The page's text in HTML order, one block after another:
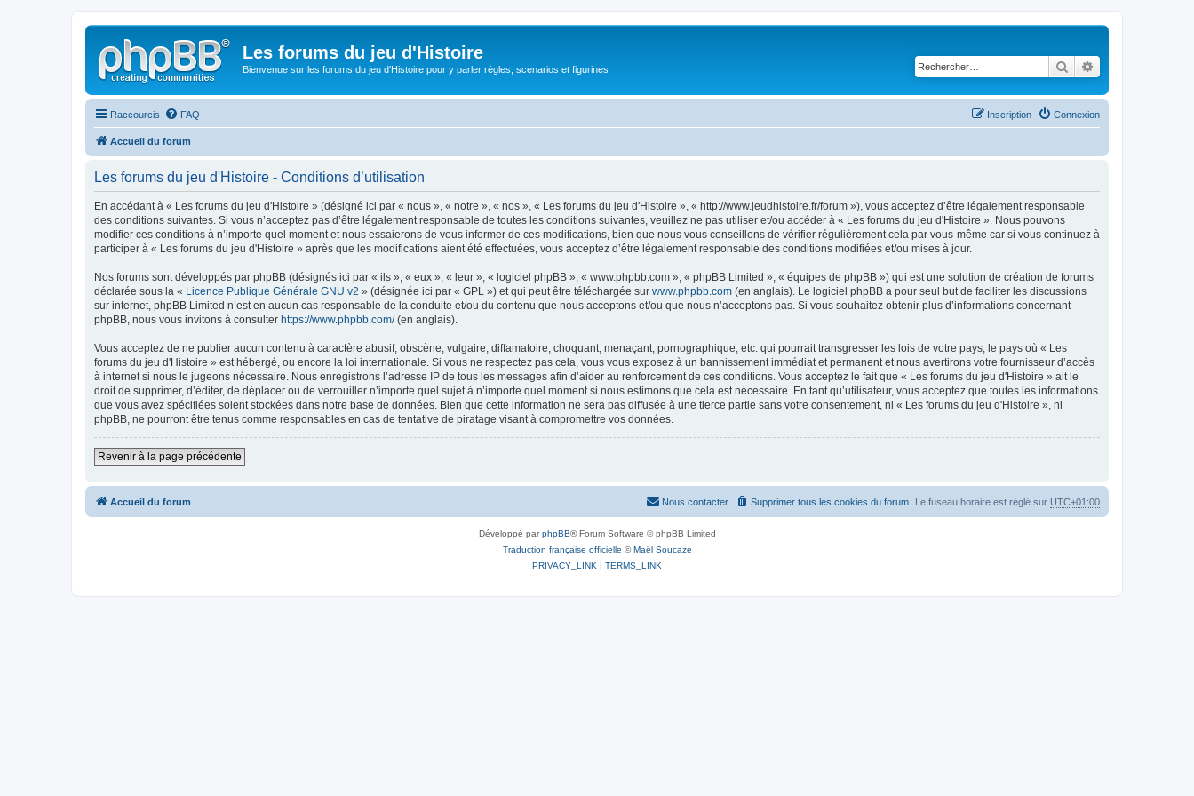
Les forums du jeu d'Histoire
Bienvenue sur les forums du jeu d'Histoire pour y parler règles, scenarios et figurines Rechercher
Raccourcis FAQ Connexion
Inscription
Accueil du forum
Les forums du jeu d'Histoire - Conditions d’utilisation
En accédant à « Les forums du jeu d'Histoire » (désigné ici par « nous », « notre », « nos », « Les forums du jeu d'Histoire », « http://www.jeudhistoire.fr/forum »), vous acceptez d’être légalement responsable
des conditions suivantes. Si vous n’acceptez pas d’être légalement responsable de toutes les conditions suivantes, veuillez ne pas utiliser et/ou accéder à « Les forums du jeu d'Histoire ». Nous pouvons
modifier ces conditions à n’importe quel moment et nous essaierons de vous informer de ces modifications, bien que nous vous conseillons de vérifier régulièrement cela par vous-même car si vous continuez à
participer à « Les forums du jeu d'Histoire » après que les modifications aient été effectuées, vous acceptez d’être légalement responsable des conditions modifiées et/ou mises à jour.
Nos forums sont développés par phpBB (désignés ici par « ils », « eux », « leur », « logiciel phpBB », « www.phpbb.com », « phpBB Limited », « équipes de phpBB ») qui est une solution de création de forums
déclarée sous la « Licence Publique Générale GNU v2 » (désignée ici par « GPL ») et qui peut être téléchargée sur www.phpbb.com (en anglais). Le logiciel phpBB a pour seul but de faciliter les discussions
sur internet, phpBB Limited n’est en aucun cas responsable de la conduite et/ou du contenu que nous acceptons et/ou que nous n’acceptons pas. Si vous souhaitez obtenir plus d’informations concernant
phpBB, nous vous invitons à consulter https://www.phpbb.com/(en anglais).
Vous acceptez de ne publier aucun contenu à caractère abusif, obscène, vulgaire, diffamatoire, choquant, menaçant, pornographique, etc. qui pourrait transgresser les lois de votre pays, le pays où « Les
forums du jeu d'Histoire » est hébergé, ou encore la loi internationale. Si vous ne respectez pas cela, vous vous exposez à un bannissement immédiat et permanent et nous avertirons votre fournisseur d’accès
à internet si nous le jugeons nécessaire. Nous enregistrons l’adresse IP de tous les messages afin d’aider au renforcement de ces conditions. Vous acceptez le fait que « Les forums du jeu d'Histoire » ait le
droit de supprimer, d’éditer, de déplacer ou de verrouiller n’importe quel sujet à n’importe quel moment si nous estimons que cela est nécessaire. En tant qu’utilisateur, vous acceptez que toutes les informations
que vous avez spécifiées soient stockées dans notre base de données. Bien que cette information ne sera pas diffusée à une tierce partie sans votre consentement, ni « Les forums du jeu d'Histoire », ni
phpBB, ne pourront être tenus comme responsables en cas de tentative de piratage visant à compromettre vos données.
Revenir à la page précédente
Accueil du forum Le fuseau horaire est réglé sur UTC+01:00
Supprimer tous les cookies du forum
Nous contacter
Développé parphpBB® Forum Software © phpBB Limited
Traduction française officielle ©Maël Soucaze
PRIVACY_LINK | TERMS_LINK